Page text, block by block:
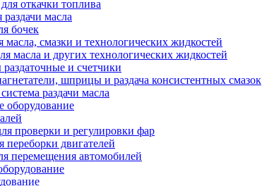
откачки топлива
масла
бочек
масла, смазки и технологических жидкостей
масла и других технологических жидкостей
и счетчики
шприцы и раздача консистентных смазок
раздачи масла
оборудование
проверки и регулировки фар
переборки двигателей
перемещения автомобилей